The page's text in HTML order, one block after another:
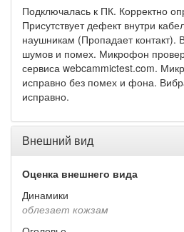
Подключалась к ПК. Корректно
Присутствует дефект внутри
наушникам (Пропадает контакт).
шумов и помех. Микрофон
сервиса webcammictest.com.
исправно без помех и фона.
исправно.
Внешний вид
Оценка внешнего вида
Динамики
облезает кожзам